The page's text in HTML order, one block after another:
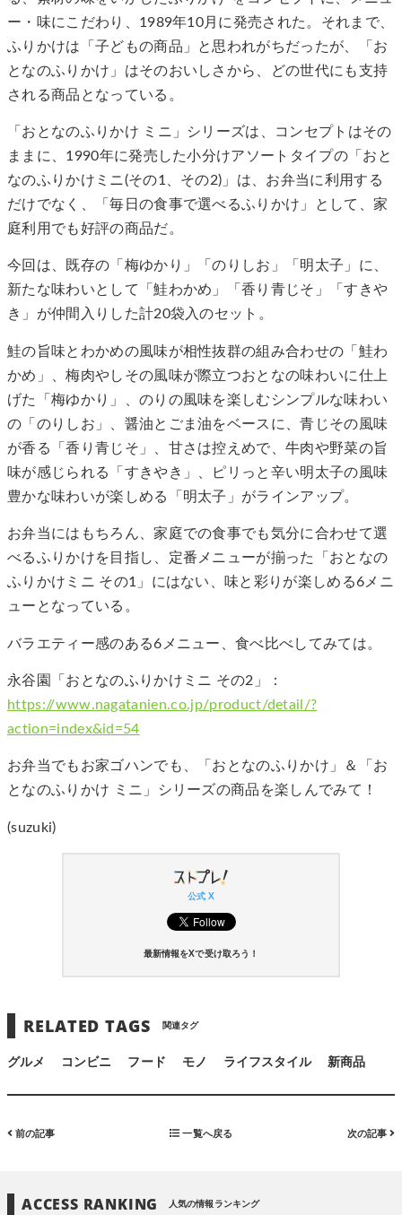
ー・味にこだわり、1989年10月に発売された。それまで、
ふりかけは「子どもの商品」と思われがちだったが、「お
となのふりかけ」はそのおいしさから、どの世代にも支持
される商品となっている。
「おとなのふりかけ ミニ」シリーズは、コンセプトはその
ままに、1990年に発売した小分けアソートタイプの「おと
なのふりかけミニ(その1、その2)」は、お弁当に利用する
だけでなく、「毎日の食事で選べるふりかけ」として、家
庭利用でも好評の商品だ。
今回は、既存の「梅ゆかり」「のりしお」「明太子」に、
新たな味わいとして「鮭わかめ」「香り青じそ」「すきや
き」が仲間入りした計20袋入のセット。
鮭の旨味とわかめの風味が相性抜群の組み合わせの「鮭わ
かめ」、梅肉やしその風味が際立つおとなの味わいに仕上
げた「梅ゆかり」、のりの風味を楽しむシンプルな味わい
の「のりしお」、醤油とごま油をベースに、青じその風味
が香る「香り青じそ」、甘さは控えめで、牛肉や野菜の旨
味が感じられる「すきやき」、ピリっと辛い明太子の風味
豊かな味わいが楽しめる「明太子」がラインアップ。
お弁当にはもちろん、家庭での食事でも気分に合わせて選
べるふりかけを目指し、定番メニューが揃った「おとなの
ふりかけミニ その1」にはない、味と彩りが楽しめる6メニ
ューとなっている。
バラエティー感のある6メニュー、食べ比べしてみては。
永谷園「おとなのふりかけミニ その2」：
https://www.nagatanien.co.jp/product/detail/?
action=index&id=54
お弁当でもお家ゴハンでも、「おとなのふりかけ」＆「お
となのふりかけ ミニ」シリーズの商品を楽しんでみて！
(suzuki)
公式 X
最新情報をXで受け取ろう！
RELATED TAGS 関連タグ
グルメ コンビニ フード モノ ライフスタイル 新商品
前の記事 一覧へ戻る 次の記事
ACCESS RANKING 人気の情報ランキング